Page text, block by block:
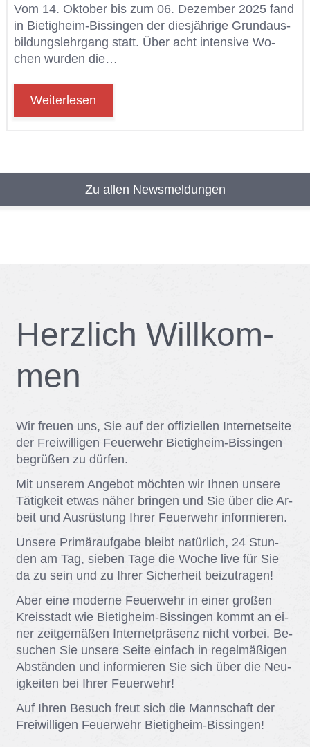
Vom 14. Ok­to­ber bis zum 06. De­zem­ber 2025 fand
in Bie­tig­heim-Bis­sin­gen der dies­jäh­ri­ge Grund­aus­
bil­dungs­lehr­gang statt. Über acht in­ten­si­ve Wo­
chen wur­den die…
Weiterlesen
Zu allen Newsmeldungen
Herz­lich Will­kom­
men
Wir freu­en uns, Sie auf der of­fi­zi­el­len In­ter­net­sei­te
der Frei­wil­li­gen Feu­er­wehr Bie­tig­heim-Bis­sin­gen
be­grü­ßen zu dür­fen.
Mit un­se­rem An­ge­bot möch­ten wir Ih­nen un­se­re
Tä­tig­keit et­was nä­her brin­gen und Sie über die Ar­
beit und Aus­rüs­tung Ih­rer Feu­er­wehr in­for­mie­ren.
Un­se­re Pri­mär­auf­ga­be bleibt na­tür­lich, 24 Stun­
den am Tag, sie­ben Tage die Wo­che live für Sie
da zu sein und zu Ih­rer Si­cher­heit bei­zu­tra­gen!
Aber eine mo­der­ne Feu­er­wehr in ei­ner gro­ßen
Kreis­stadt wie Bie­tig­heim-Bis­sin­gen kommt an ei­
ner zeit­ge­mä­ßen In­ter­net­prä­senz nicht vor­bei. Be­
su­chen Sie un­se­re Sei­te ein­fach in re­gel­mä­ßi­gen
Ab­stän­den und in­for­mie­ren Sie sich über die Neu­
ig­kei­ten bei Ih­rer Feu­er­wehr!
Auf Ih­ren Be­such freut sich die Mann­schaft der
Frei­wil­li­gen Feu­er­wehr Bie­tig­heim-Bis­sin­gen!